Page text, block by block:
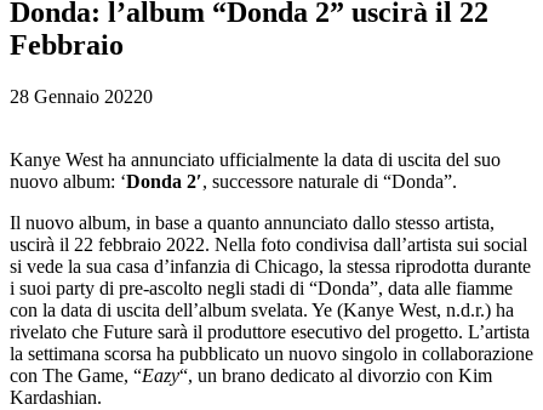
Donda: l’album “Donda 2” uscirà il 22
Febbraio
28 Gennaio 20220
Kanye West ha annunciato ufficialmente la data di uscita del suo
nuovo album: ‘Donda 2′, successore naturale di “Donda”.
Il nuovo album, in base a quanto annunciato dallo stesso artista,
uscirà il 22 febbraio 2022. Nella foto condivisa dall’artista sui social
si vede la sua casa d’infanzia di Chicago, la stessa riprodotta durante
i suoi party di pre-ascolto negli stadi di “Donda”, data alle fiamme
con la data di uscita dell’album svelata. Ye (Kanye West, n.d.r.) ha
rivelato che Future sarà il produttore esecutivo del progetto. L’artista
la settimana scorsa ha pubblicato un nuovo singolo in collaborazione
con The Game, “Eazy“, un brano dedicato al divorzio con Kim
Kardashian.